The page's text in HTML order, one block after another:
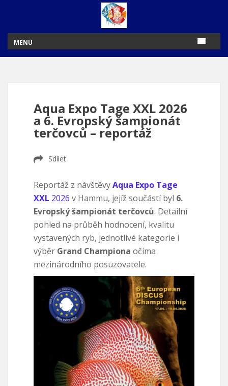
MENU
Aqua Expo Tage XXL 2026
a 6. Evropský šampionát
terčovců – reportáž
Sdílet
Reportáž z návštěvyAqua Expo Tage
XXL 2026 v Hammu, jejíž součástí byl 6.
Evropský šampionát terčovců. Detailní
pohled na průběh hodnocení, kvalitu
vystavených ryb, jednotlivé kategorie i
výběr Grand Championa očima
mezinárodního posuzovatele.